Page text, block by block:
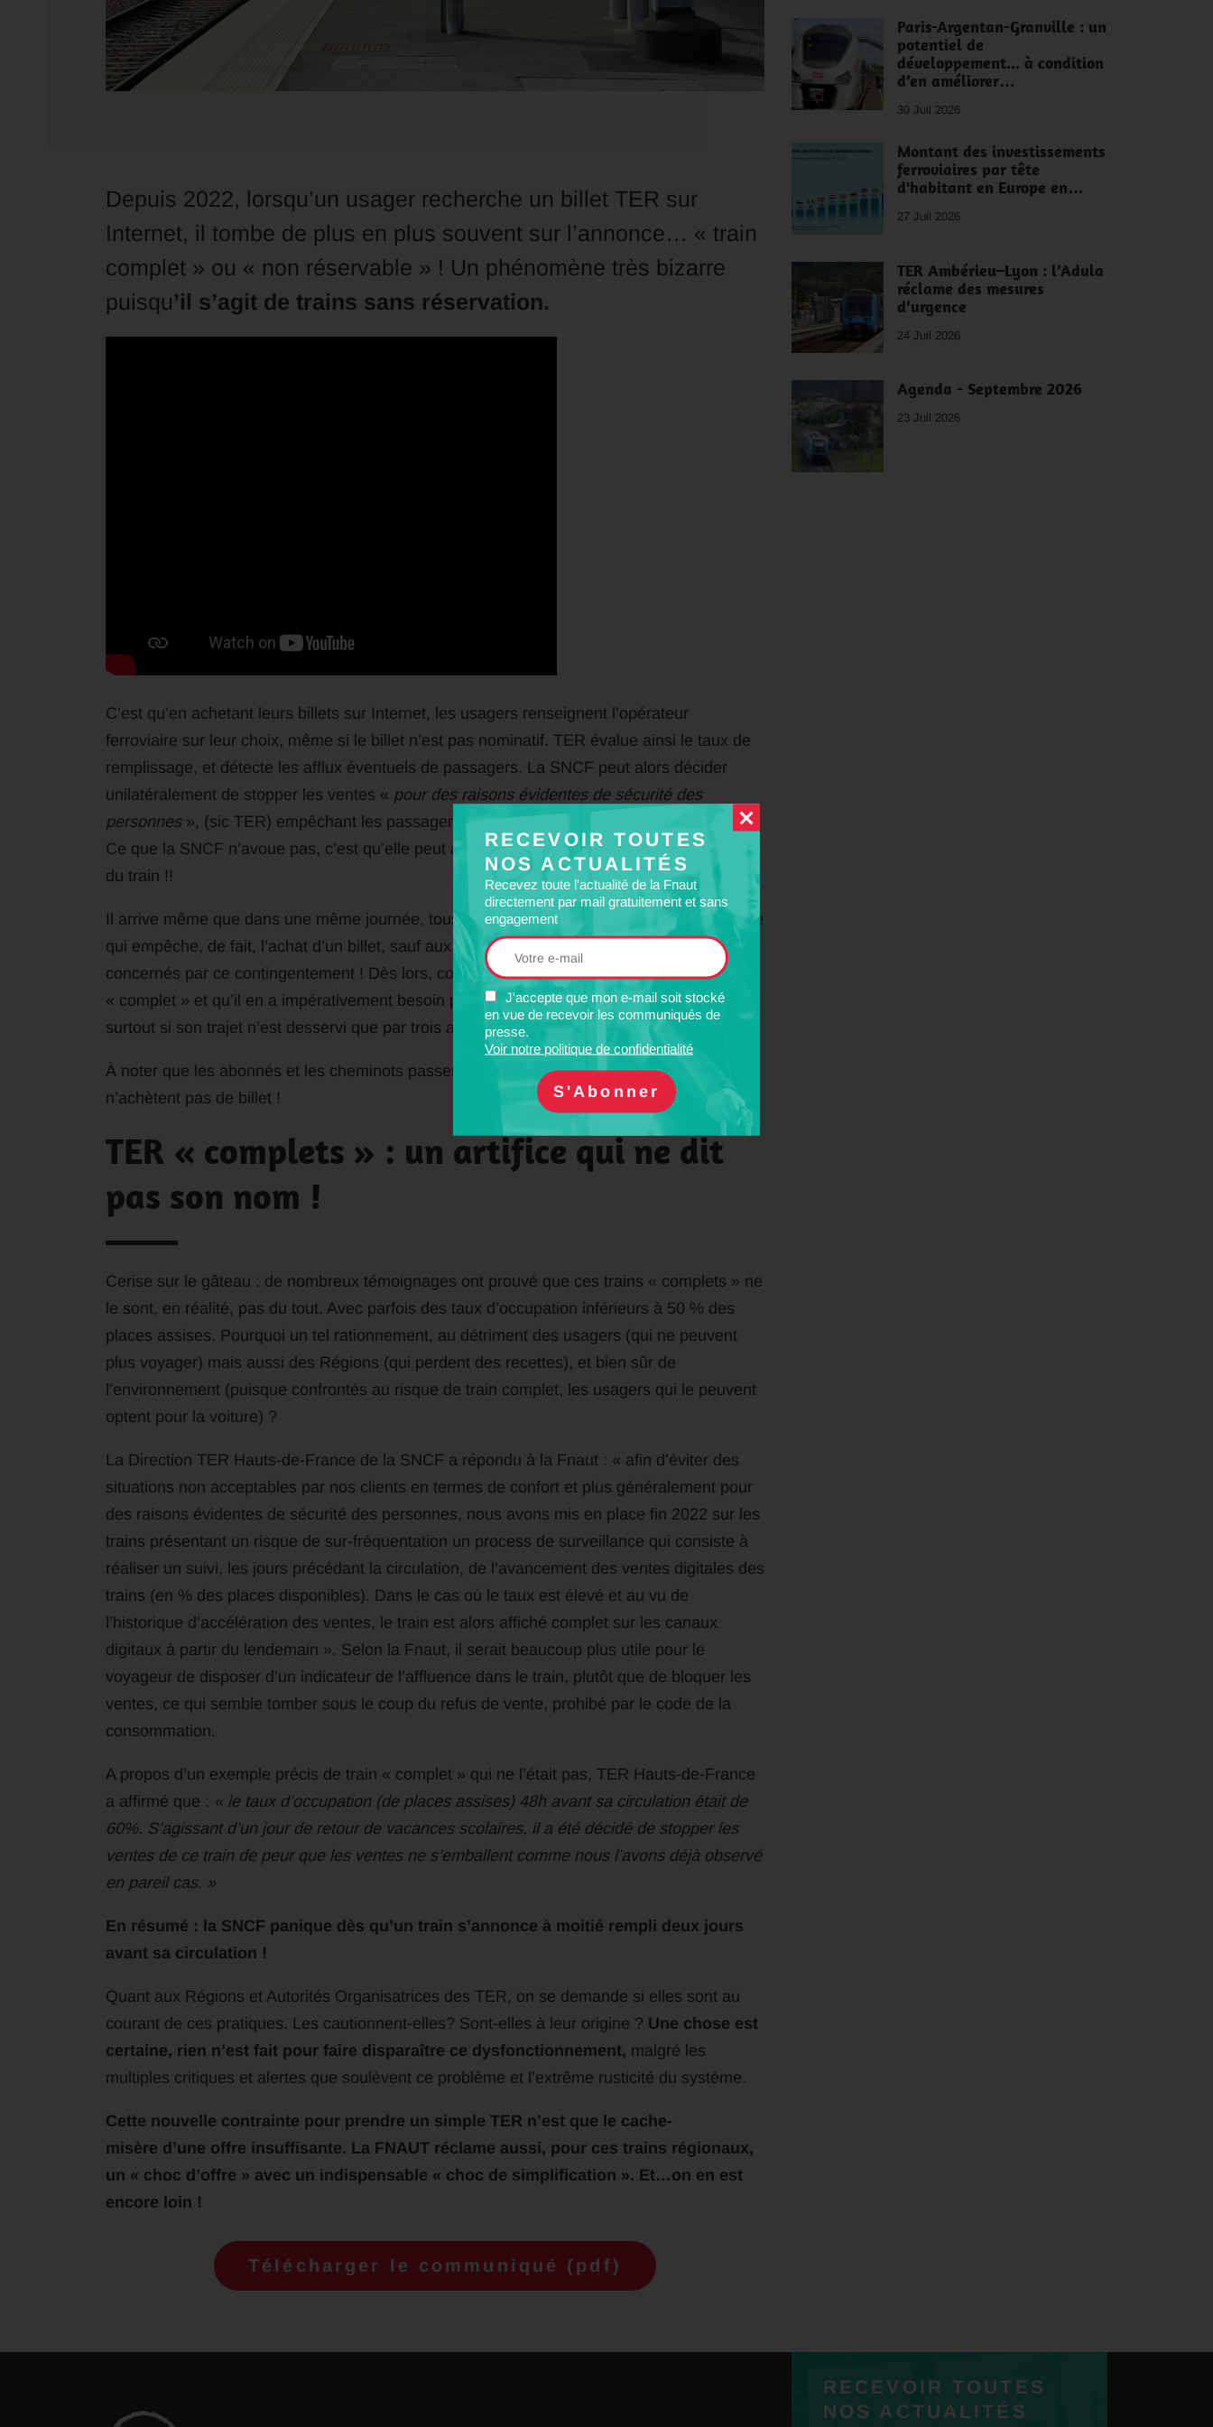
RECEVOIR TOUTES
NOS ACTUALITÉS
Recevez toute l'actualité de la Fnaut
directement par mail gratuitement et sans
engagement
J'accepte que mon e-mail soit stocké
en vue de recevoir les communiqués de
presse.
Voir notre politique de confidentialité
Depuis 2022, lorsqu’un usager recherche un billet TER sur
Internet, il tombe de plus en plus souvent sur l’annonce… « train
complet » ou « non réservable » ! Un phénomène très bizarre
puisqu’il s’agit de trains sans réservation.
C’est qu’en achetant leurs billets sur Internet, les usagers renseignent l’opérateur
ferroviaire sur leur choix, même si le billet n’est pas nominatif. TER évalue ainsi le taux de
remplissage, et détecte les afflux éventuels de passagers. La SNCF peut alors décider
unilatéralement de stopper les ventes « pour des raisons évidentes de sécurité des
personnes», (sic TER) empêchant les passagers d’acheter un billet pour un train donné.
Ce que la SNCF n’avoue pas, c’est qu’elle peut ainsi se dispenser d’augmenter la capacité
du train !!
Il arrive même que dans une même journée, tous les trains soient affichés « complets ». Ce
qui empêche, de fait, l’achat d’un billet, sauf aux distributeurs automatiques, non encore
concernés par ce contingentement ! Dès lors, comment fera l’usager si son TER affiche
« complet » et qu’il en a impérativement besoin pour aller travailler et rentrer chez lui,
surtout si son trajet n’est desservi que par trois allers-retours journaliers ?
À noter que les abonnés et les cheminots passent à travers les mailles du filet puisqu’ils
n’achètent pas de billet !
TER « complets » : un artifice qui ne dit
pas son nom !
Cerise sur le gâteau : de nombreux témoignages ont prouvé que ces trains « complets » ne
le sont, en réalité, pas du tout. Avec parfois des taux d’occupation inférieurs à 50 % des
places assises. Pourquoi un tel rationnement, au détriment des usagers (qui ne peuvent
plus voyager) mais aussi des Régions (qui perdent des recettes), et bien sûr de
l’environnement (puisque confrontés au risque de train complet, les usagers qui le peuvent
optent pour la voiture) ?
La Direction TER Hauts-de-France de la SNCF a répondu à la Fnaut : « afin d’éviter des
situations non acceptables par nos clients en termes de confort et plus généralement pour
des raisons évidentes de sécurité des personnes, nous avons mis en place fin 2022 sur les
trains présentant un risque de sur-fréquentation un process de surveillance qui consiste à
réaliser un suivi, les jours précédant la circulation, de l’avancement des ventes digitales des
trains (en % des places disponibles). Dans le cas où le taux est élevé et au vu de
l’historique d’accélération des ventes, le train est alors affiché complet sur les canaux
digitaux à partir du lendemain ». Selon la Fnaut, il serait beaucoup plus utile pour le
voyageur de disposer d’un indicateur de l’affluence dans le train, plutôt que de bloquer les
ventes, ce qui semble tomber sous le coup du refus de vente, prohibé par le code de la
consommation.
A propos d’un exemple précis de train « complet » qui ne l’était pas, TER Hauts-de-France
a affirmé que : « le taux d’occupation (de places assises) 48h avant sa circulation était de
60%. S’agissant d’un jour de retour de vacances scolaires, il a été décidé de stopper les
ventes de ce train de peur que les ventes ne s’emballent comme nous l’avons déjà observé
en pareil cas. »
En résumé : la SNCF panique dès qu’un train s’annonce à moitié rempli deux jours
avant sa circulation !
Quant aux Régions et Autorités Organisatrices des TER, on se demande si elles sont au
courant de ces pratiques. Les cautionnent-elles? Sont-elles à leur origine ? Une chose est
certaine, rien n’est fait pour faire disparaître ce dysfonctionnement, malgré les
multiples critiques et alertes que soulèvent ce problème et l’extrême rusticité du système.
Cette nouvelle contrainte pour prendre un simple TER n’est que le cache-
misère d’une offre insuffisante. La FNAUT réclame aussi, pour ces trains régionaux,
un « choc d’offre » avec un indispensable « choc de simplification ». Et…on en est
encore loin !
Télécharger le communiqué (pdf)
Paris-Argentan-Granville : un
potentiel de
développement... à condition
d’en améliorer…
30 Juil 2026
Montant des investissements
ferroviaires par tête
d'habitant en Europe en…
27 Juil 2026
TER Ambérieu–Lyon : l’Adula
réclame des mesures
d’urgence
24 Juil 2026
Agenda - Septembre 2026
23 Juil 2026
RECEVOIR TOUTES
NOS ACTUALITÉS